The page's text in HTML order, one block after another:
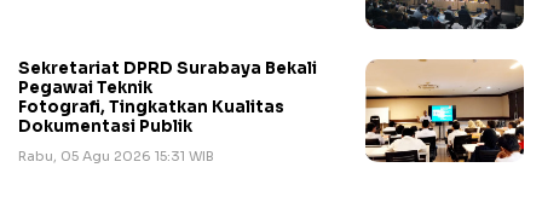
Sekretariat DPRD Surabaya Bekali
Pegawai Teknik
Fotografi, Tingkatkan Kualitas
Dokumentasi Publik
Rabu, 05 Agu 2026 15:31 WIB